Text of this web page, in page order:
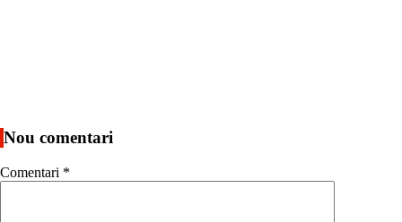
Nou comentari
Comentari *